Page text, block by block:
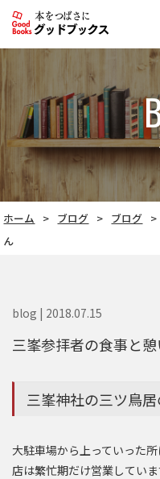
ホーム ブログ ブログ
ん
blog | 2018.07.15
三峯参拝者の食事と
三峯神社の三ツ鳥
大駐車場から上っていった
店は繁忙期だけ営業してい